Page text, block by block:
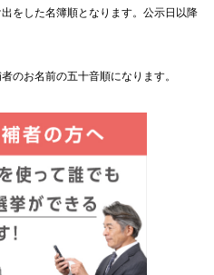
をした名簿順となります。公示日以降
のお名前の五十音順になります。